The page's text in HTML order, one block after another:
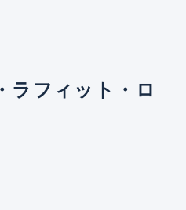
ラフィット・ロ